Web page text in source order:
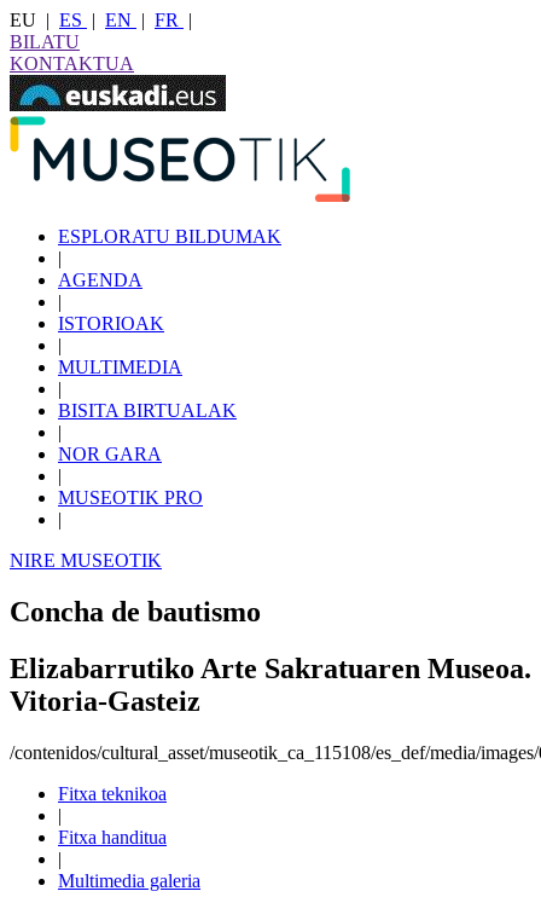
EU | ES | EN | FR
|
BILATU
KONTAKTUA
ESPLORATU BILDUMAK
|
AGENDA
|
ISTORIOAK
|
MULTIMEDIA
|
BISITA BIRTUALAK
|
NOR GARA
|
MUSEOTIK PRO
|
NIRE MUSEOTIK
Concha de bautismo
Elizabarrutiko Arte Sakratuaren Museoa.
Vitoria-Gasteiz
/contenidos/cultural_asset/museotik_ca_115108/es_def/media/
Fitxa teknikoa
|
Fitxa handitua
|
Multimedia galeria